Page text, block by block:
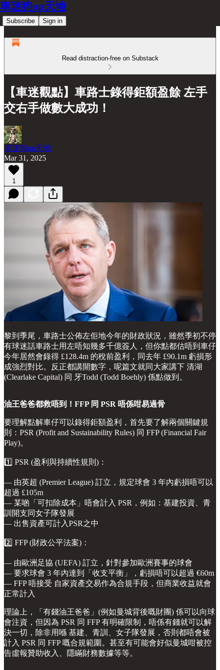
車迷狗up天地
Subscribe Sign in
Read distraction-free on Substack
【車迷觀點】車路士錄得鉅額盈餘 左手
交右手做數大成功！
車迷狗up天地
Mar 31, 2025
1
黎到季尾，車路士公佈左佢地今年的財政狀況，雖然季初不停
有球迷話車路士用左唔知幾多千億簽人，但你點都估唔到車仔
今年居然會錄得 £128.4m 的稅前盈利，同去年 £90.1m 虧損形
成強烈對比。反正都講開數字，呢篇文就同大家講下 清湖
(Clearlake Capital) 同 牙Todd (Todd Boehly) 係點做到。
油王爸爸都救唔到！FFP 同 PSR 唔係咁易過骨
要理解點解車仔可以錄得鉅額盈利，首先要了解兩個關鍵規
則：PSR (Profit and Sustainability Rules) 同 FFP (Financial Fair
Play)。
1️⃣ PSR (盈利與持續性規則)：
— 由英超 (Premier League) 訂立，規定球會 3 年內虧損唔可以
超過 £105m
— 某啲「可扣除成本」唔會計入 PSR，例如：基建投資、青
訓開支同女子隊發展
— 出售資產可計入PSR之中
2️⃣ FFP (財政公平法案)：
— 由歐洲足協 (UEFA) 訂立，針對參加歐洲賽事的球會
— 要求球會 3 年內達到「收支平衡」，虧損唔可以超過 €60m
— FFP 唔接受 自家資產交易作為合規手段，但商業收益就會
正常計入
理論上，「有錢油王爸爸」(例如曼城背後嘅財團) 係可以向球
會注資，但因為 PSR 同 FFP 有明確限制，唔係有錢就可以解
決一切，除非用喺 基建、青訓、女子隊發展，否則都唔會被
計入 PSR 同 FFP 嘅合規範圍。甚至有可能會好似曼城咁被控
告虛報贊助收入、隱瞞財務數據等等。